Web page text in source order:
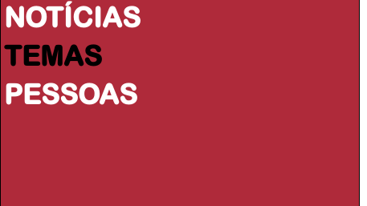
NOTÍCIAS
TEMAS
PESSOAS